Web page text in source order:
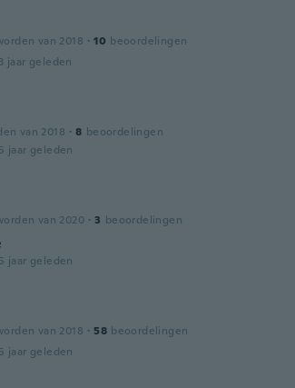
van 2018 · 10 beoordelingen
jaar geleden
van 2018 · 8 beoordelingen
jaar geleden
van 2020 · 3 beoordelingen
jaar geleden
van 2018 · 58 beoordelingen
jaar geleden